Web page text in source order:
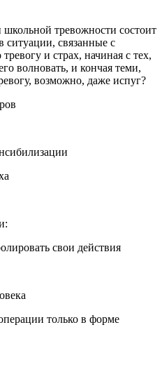
школьной тревожности состоит
ситуации, связанные с
и страх, начиная с тех,
волновать, и кончая теми,
возможно, даже испуг?
свои действия
только в форме